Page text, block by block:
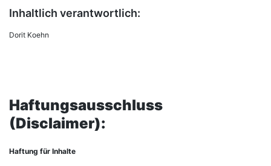
Inhaltlich verantwortlich:
Dorit Koehn
Haftungsausschluss
(Disclaimer):
Haftung für Inhalte